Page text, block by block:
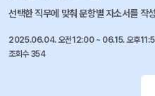
선택한 직무에 맞춰 문항별 자소서를 작
2025.06.04. 오전12:00 ~ 06.15. 오후
조회수 354